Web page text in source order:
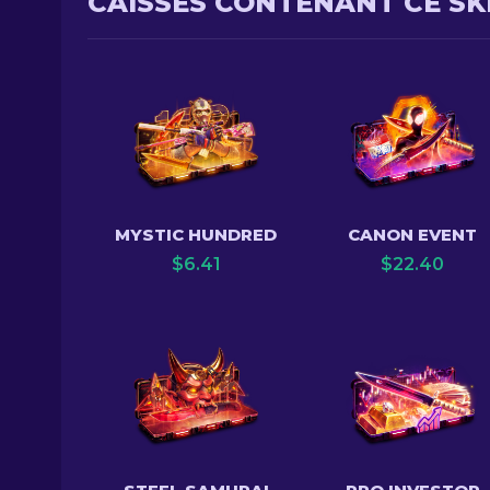
MYSTIC HUNDRED
$6.41
CANON EVENT
$22.40